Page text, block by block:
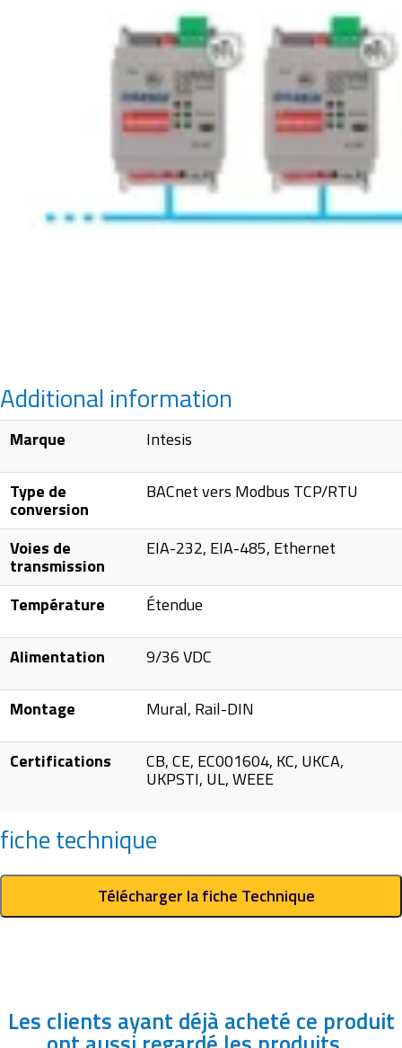
Additional information
Marque Intesis
Type de
conversion
BACnet vers Modbus TCP/RTU
Voies de
transmission
EIA-232, EIA-485, Ethernet
Température Étendue
Alimentation 9/36 VDC
Montage Mural, Rail-DIN
Certifications CB, CE, EC001604, KC, UKCA,
UKPSTI, UL, WEEE
fiche technique
Télécharger la fiche Technique
Les clients ayant déjà acheté ce produit